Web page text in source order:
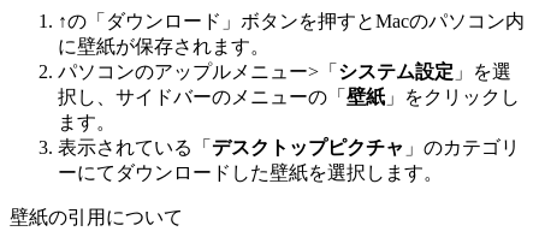
↑の「ダウンロード」ボタンを押すとMacのパソコン内
に壁紙が保存されます。
パソコンのアップルメニュー>「 システム設定 」を選
択し、サイドバーのメニューの「 壁紙 」をクリックし
ます。
表示されている「 デスクトップピクチャ 」のカテゴリ
ーにてダウンロードした壁紙を選択します。
壁紙の引用について